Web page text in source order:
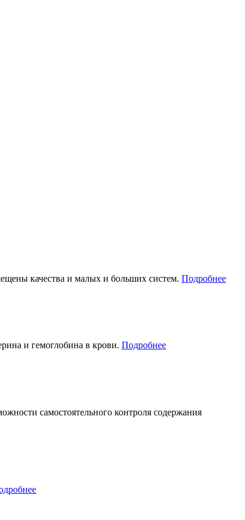
качества и малых и больших систем. Подробнее
и гемоглобина в крови. Подробнее
самостоятельного контроля содержания